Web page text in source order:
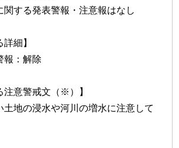
関する発表警報・注意報はなし
詳細】
報：解除
注意警戒文（※）】
土地の浸水や河川の増水に注意して